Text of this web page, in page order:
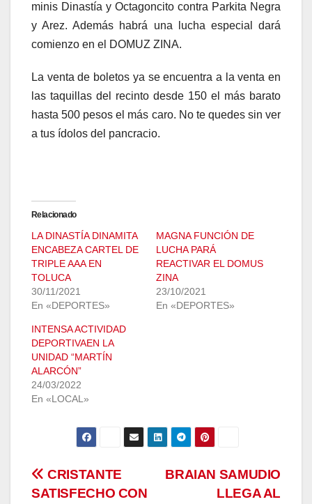
minis Dinastía y Octagoncito contra Parkita Negra
y Arez. Además habrá una lucha especial dará
comienzo en el DOMUZ ZINA.
La venta de boletos ya se encuentra a la venta en
las taquillas del recinto desde 150 el más barato
hasta 500 pesos el más caro. No te quedes sin ver
a tus ídolos del pancracio.
Relacionado
LA DINASTÍA DINAMITA
ENCABEZA CARTEL DE
TRIPLE AAA EN
TOLUCA
30/11/2021
En «DEPORTES»
MAGNA FUNCIÓN DE
LUCHA PARÁ
REACTIVAR EL DOMUS
ZINA
23/10/2021
En «DEPORTES»
INTENSA ACTIVIDAD
DEPORTIVAEN LA
UNIDAD “MARTÍN
ALARCÓN”
24/03/2022
En «LOCAL»
Navegación
BRAIAN SAMUDIO
LLEGA AL
CRISTANTE
SATISFECHO CON